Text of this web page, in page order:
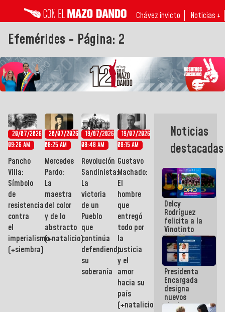
Chávez invicto Noticias ↓
Efemérides - Página: 2
20/07/2026
09:26 AM
Pancho
Villa:
Símbolo
de
resistencia
contra
el
imperialismo
(+siembra)
20/07/2026
08:25 AM
Mercedes
Pardo:
La
maestra
del color
y de lo
abstracto
(+natalicio)
19/07/2026
08:48 AM
Revolución
Sandinista:
La
victoria
de un
Pueblo
que
continúa
defendiendo
su
soberanía
19/07/2026
08:15 AM
Gustavo
Machado:
El
hombre
que
entregó
todo por
la
justicia
y el
amor
hacia su
país
(+natalicio)
Noticias
destacadas
Delcy
Rodríguez
felicita a la
Vinotinto
Sub 20
campeona
frente
México Sub
23 en los
Centroamericanos
Presidenta
Encargada
designa
nuevos
titulares en